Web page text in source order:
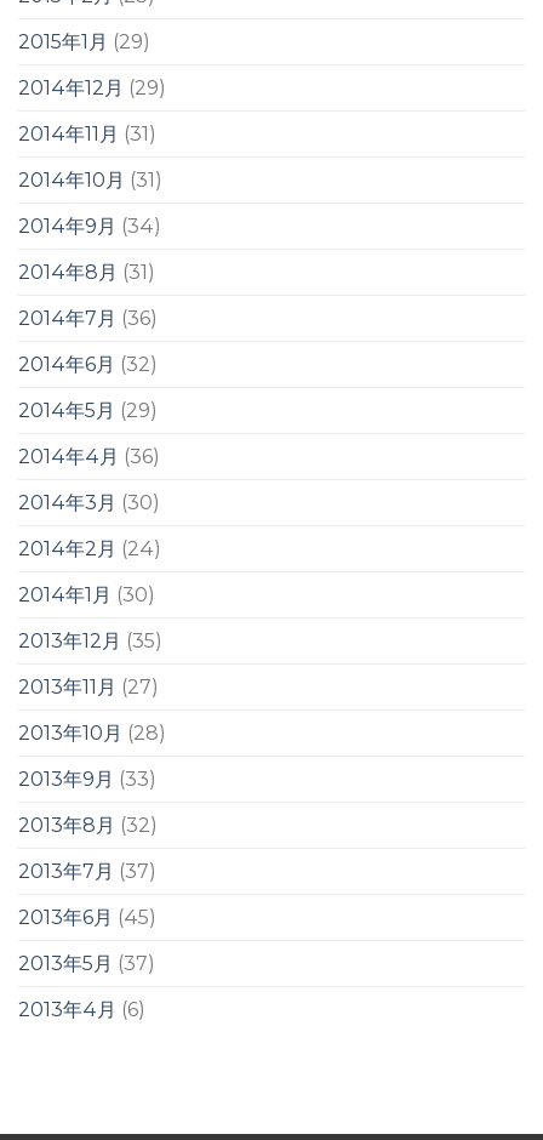
2015年1月 (29)
2014年12月 (29)
2014年11月 (31)
2014年10月 (31)
2014年9月 (34)
2014年8月 (31)
2014年7月 (36)
2014年6月 (32)
2014年5月 (29)
2014年4月 (36)
2014年3月 (30)
2014年2月 (24)
2014年1月 (30)
2013年12月 (35)
2013年11月 (27)
2013年10月 (28)
2013年9月 (33)
2013年8月 (32)
2013年7月 (37)
2013年6月 (45)
2013年5月 (37)
2013年4月 (6)